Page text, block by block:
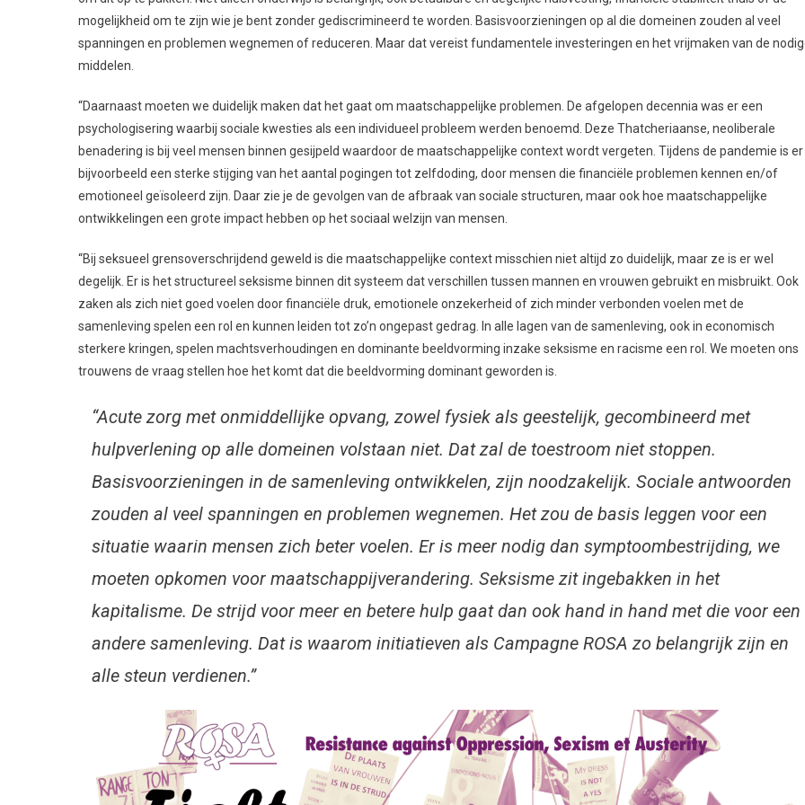
mogelijkheid om te zijn wie je bent zonder gediscrimineerd te worden. Basisvoorzieningen op al die domeinen zouden al veel
spanningen en problemen wegnemen of reduceren. Maar dat vereist fundamentele investeringen en het vrijmaken van de
middelen.
“Daarnaast moeten we duidelijk maken dat het gaat om maatschappelijke problemen. De afgelopen decennia was er een
psychologisering waarbij sociale kwesties als een individueel probleem werden benoemd. Deze Thatcheriaanse, neoliberale
benadering is bij veel mensen binnen gesijpeld waardoor de maatschappelijke context wordt vergeten. Tijdens de pandemie is er
bijvoorbeeld een sterke stijging van het aantal pogingen tot zelfdoding, door mensen die financiële problemen kennen en/of
emotioneel geïsoleerd zijn. Daar zie je de gevolgen van de afbraak van sociale structuren, maar ook hoe maatschappelijke
ontwikkelingen een grote impact hebben op het sociaal welzijn van mensen.
“Bij seksueel grensoverschrijdend geweld is die maatschappelijke context misschien niet altijd zo duidelijk, maar ze is er wel
degelijk. Er is het structureel seksisme binnen dit systeem dat verschillen tussen mannen en vrouwen gebruikt en misbruikt. Ook
zaken als zich niet goed voelen door financiële druk, emotionele onzekerheid of zich minder verbonden voelen met de
samenleving spelen een rol en kunnen leiden tot zo’n ongepast gedrag. In alle lagen van de samenleving, ook in economisch
sterkere kringen, spelen machtsverhoudingen en dominante beeldvorming inzake seksisme en racisme een rol. We moeten ons
trouwens de vraag stellen hoe het komt dat die beeldvorming dominant geworden is.
“Acute zorg met onmiddellijke opvang, zowel fysiek als geestelijk, gecombineerd met
hulpverlening op alle domeinen volstaan niet. Dat zal de toestroom niet stoppen.
Basisvoorzieningen in de samenleving ontwikkelen, zijn noodzakelijk. Sociale antwoorden
zouden al veel spanningen en problemen wegnemen. Het zou de basis leggen voor een
situatie waarin mensen zich beter voelen. Er is meer nodig dan symptoombestrijding, we
moeten opkomen voor maatschappijverandering. Seksisme zit ingebakken in het
kapitalisme. De strijd voor meer en betere hulp gaat dan ook hand in hand met die voor een
andere samenleving. Dat is waarom initiatieven als Campagne ROSA zo belangrijk zijn en
alle steun verdienen.”